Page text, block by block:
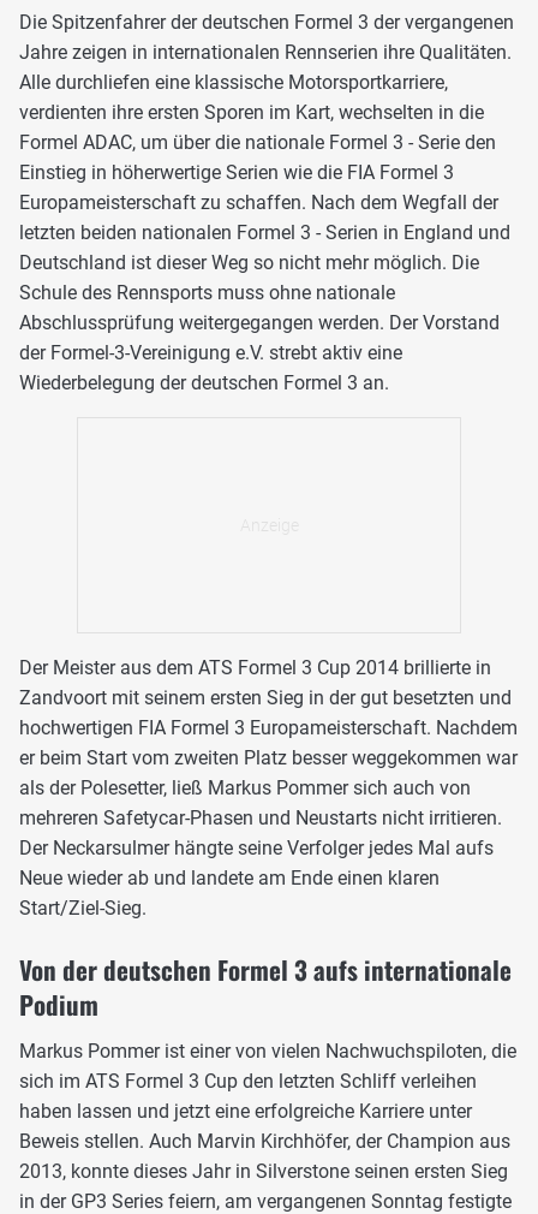
Die Spitzenfahrer der deutschen Formel 3 der vergangenen
Jahre zeigen in internationalen Rennserien ihre Qualitäten.
Alle durchliefen eine klassische Motorsportkarriere,
verdienten ihre ersten Sporen im Kart, wechselten in die
Formel ADAC, um über die nationale Formel 3 - Serie den
Einstieg in höherwertige Serien wie die FIA Formel 3
Europameisterschaft zu schaffen. Nach dem Wegfall der
letzten beiden nationalen Formel 3 - Serien in England und
Deutschland ist dieser Weg so nicht mehr möglich. Die
Schule des Rennsports muss ohne nationale
Abschlussprüfung weitergegangen werden. Der Vorstand
der Formel-3-Vereinigung e.V. strebt aktiv eine
Wiederbelegung der deutschen Formel 3 an.
Der Meister aus dem ATS Formel 3 Cup 2014 brillierte in
Zandvoort mit seinem ersten Sieg in der gut besetzten und
hochwertigen FIA Formel 3 Europameisterschaft. Nachdem
er beim Start vom zweiten Platz besser weggekommen war
als der Polesetter, ließ Markus Pommer sich auch von
mehreren Safetycar-Phasen und Neustarts nicht irritieren.
Der Neckarsulmer hängte seine Verfolger jedes Mal aufs
Neue wieder ab und landete am Ende einen klaren
Start/Ziel-Sieg.
Von der deutschen Formel 3 aufs internationale
Podium
Markus Pommer ist einer von vielen Nachwuchspiloten, die
sich im ATS Formel 3 Cup den letzten Schliff verleihen
haben lassen und jetzt eine erfolgreiche Karriere unter
Beweis stellen. Auch Marvin Kirchhöfer, der Champion aus
2013, konnte dieses Jahr in Silverstone seinen ersten Sieg
in der GP3 Series feiern, am vergangenen Sonntag festigte